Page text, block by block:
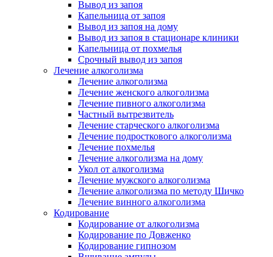
Вывод из запоя
Капельница от запоя
Вывод из запоя на дому
Вывод из запоя в стационаре клиники
Капельница от похмелья
Срочный вывод из запоя
Лечение алкоголизма
Лечение алкоголизма
Лечение женского алкоголизма
Лечение пивного алкоголизма
Частный вытрезвитель
Лечение старческого алкоголизма
Лечение подросткового алкоголизма
Лечение похмелья
Лечение алкоголизма на дому
Укол от алкоголизма
Лечение мужского алкоголизма
Лечение алкоголизма по методу Шичко
Лечение винного алкоголизма
Кодирование
Кодирование от алкоголизма
Кодирование по Довженко
Кодирование гипнозом